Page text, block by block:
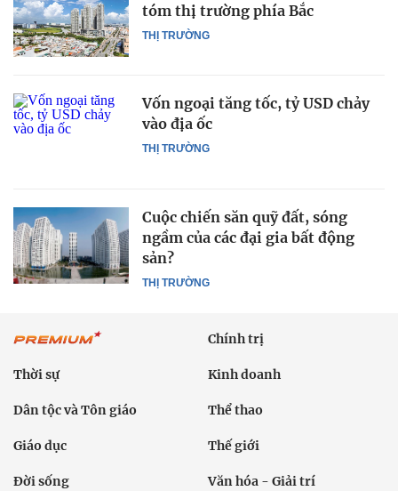
THỊ TRƯỜNG
tóm thị trường phía Bắc
THỊ TRƯỜNG
Vốn ngoại tăng tốc, tỷ USD chảy
vào địa ốc
THỊ TRƯỜNG
Cuộc chiến săn quỹ đất, sóng
ngầm của các đại gia bất động
sản?
Chính trị
Thời sự Kinh doanh
Dân tộc và Tôn giáo Thể thao
Giáo dục Thế giới
Đời sống Văn hóa - Giải trí